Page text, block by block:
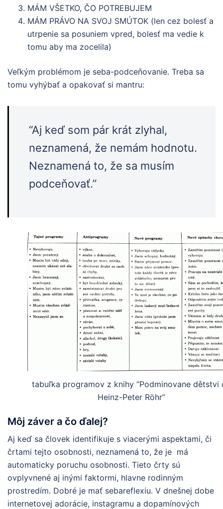
MÁM VŠETKO, ČO POTREBUJEM
MÁM PRÁVO NA SVOJ SMÚTOK (len cez bolesť a
utrpenie sa posuniem vpred, bolesť ma vedie k
tomu aby ma zocelila)
Veľkým problémom je seba-podceňovanie. Treba sa
tomu vyhýbať a opakovať si mantru:
“Aj keď som pár krát zlyhal,
neznamená, že nemám hodnotu.
Neznamená to, že sa musím
podceňovať.”
tabuľka programov z knihy “Podminovane dětstvi
Heinz-Peter Röhr”
Môj záver a čo ďalej?
Aj keď sa človek identifikuje s viacerými aspektami, či
črtami tejto osobnosti, neznamená to, že je má
automaticky poruchu osobnosti. Tieto črty sú
ovplyvnené aj inými faktormi, hlavne rodinným
prostredím. Dobré je mať sebareflexiu. V dnešnej dobe
internetovej adorácie, instagramu a dopamínových